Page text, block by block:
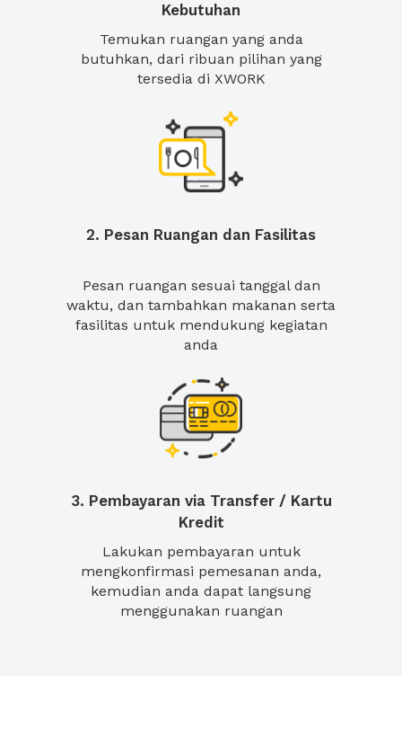
Kebutuhan
Temukan ruangan yang anda
butuhkan, dari ribuan pilihan yang
tersedia di XWORK
2. Pesan Ruangan dan Fasilitas
Pesan ruangan sesuai tanggal dan
waktu, dan tambahkan makanan serta
fasilitas untuk mendukung kegiatan
anda
3. Pembayaran via Transfer / Kartu
Kredit
Lakukan pembayaran untuk
mengkonfirmasi pemesanan anda,
kemudian anda dapat langsung
menggunakan ruangan